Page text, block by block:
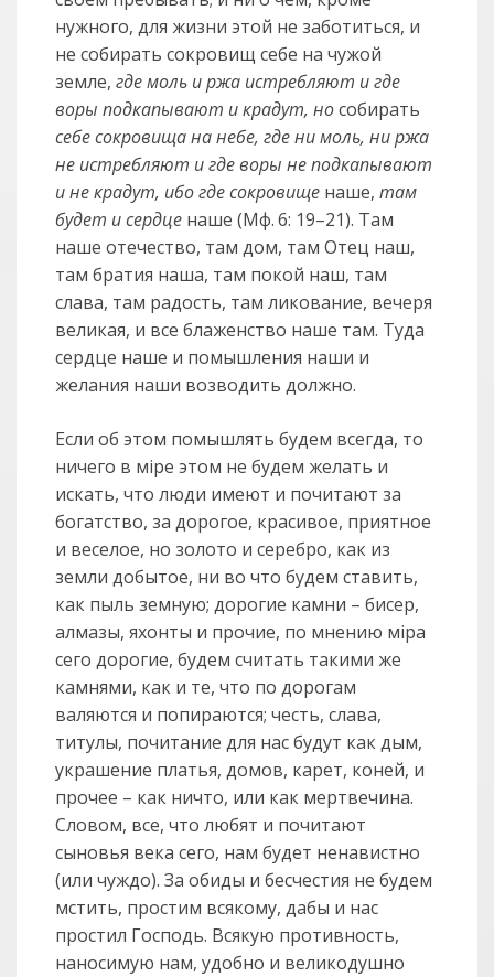
нужного, для жизни этой не заботиться, и
не собирать сокровищ себе на чужой
земле,где моль и ржа истребляют и где
воры подкапывают и крадут, нособирать
себе сокровища на небе, где ни моль, ни ржа
не истребляют и где воры не подкапывают
и не крадут, ибо где сокровище наше,там
будет и сердце наше (Мф. 6: 19–21). Там
наше отечество, там дом, там Отец наш,
там братия наша, там покой наш, там
слава, там радость, там ликование, вечеря
великая, и все блаженство наше там. Туда
сердце наше и помышления наши и
желания наши возводить должно.
Если об этом помышлять будем всегда, то
ничего в мiре этом не будем желать и
искать, что люди имеют и почитают за
богатство, за дорогое, красивое, приятное
и веселое, но золото и серебро, как из
земли добытое, ни во что будем ставить,
как пыль земную; дорогие камни – бисер,
алмазы, яхонты и прочие, по мнению мiра
сего дорогие, будем считать такими же
камнями, как и те, что по дорогам
валяются и попираются; честь, слава,
титулы, почитание для нас будут как дым,
украшение платья, домов, карет, коней, и
прочее – как ничто, или как мертвечина.
Словом, все, что любят и почитают
сыновья века сего, нам будет ненавистно
(или чуждо). За обиды и бесчестия не будем
мстить, простим всякому, дабы и нас
простил Господь. Всякую противность,
наносимую нам, удобно и великодушно